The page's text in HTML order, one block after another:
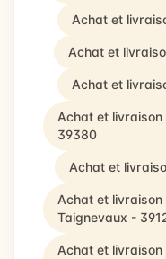
Achat et
Achat et
Achat et
Achat et livraison
39380
Achat et
Achat et
Taignevaux -
Achat et livraison